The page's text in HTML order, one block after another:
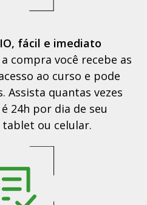
fácil e imediato
compra você recebe as
ao curso e pode
Assista quantas vezes
24h por dia de seu
ou celular.